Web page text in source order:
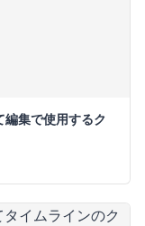
集で使用するク